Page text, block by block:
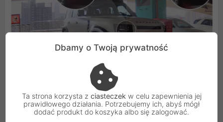
Dbamy o Twoją prywatność
Ta strona korzysta z ciasteczek w celu zapewnienia jej
prawidłowego działania. Potrzebujemy ich, abyś mógł
dodać produkt do koszyka albo się zalogować.